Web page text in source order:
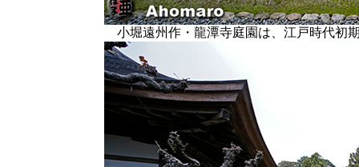
小堀遠州作・龍潭寺庭園は、江戸時代初